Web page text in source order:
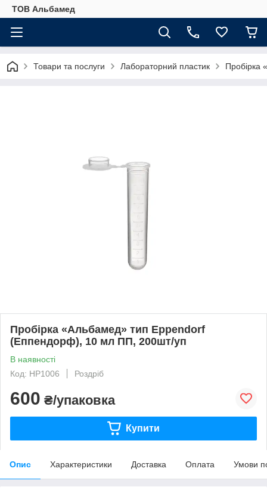
ТОВ Альбамед
Товари та послуги Лабораторний пластик Пробірка
Пробірка «Альбамед» тип Eppendorf
(Еппендорф), 10 мл ПП, 200шт/уп
В наявності
Код: HP1006
Роздріб
600 ₴/упаковка
Купити
Опис Характеристики Доставка Оплата Умови